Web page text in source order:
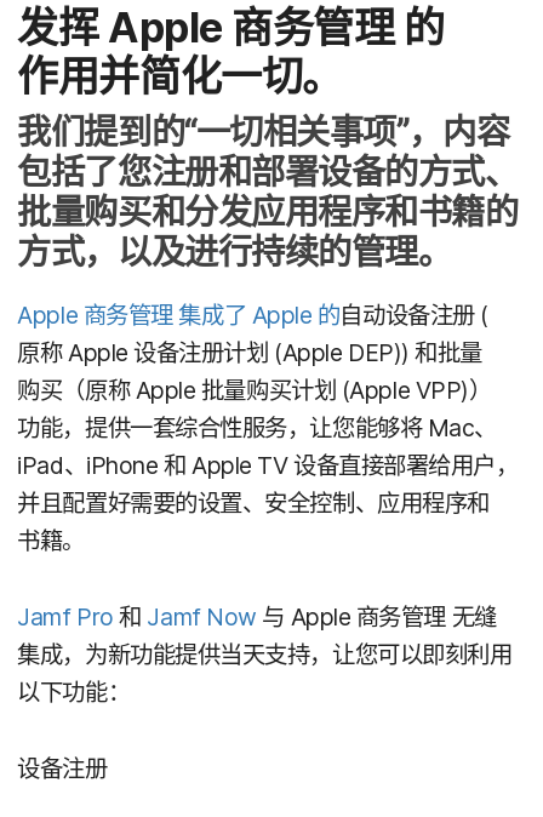
发挥Apple 商务​管理 的​
作用​并简化​一切。
我们​提到​的​“一切​相关​事​项”，​内容​
包括​了​您​注册​和​部署​设备​的​方式、​
批量​购买​和​分发​应​用​程序​和​书籍​的​
方式，​以及​进行​持续​的​管理。
Apple 商务​管理 集成​了 Apple 的自动​设备​注册 (​
原称Apple设备​注册​计划 (Apple DEP)) 和​批量​
购买​（原称Apple 批量​购买​计划 (Apple VPP)）​
功能，​提供​一​套​综合性​服务，​让​您​能够​将Mac、
iPad、 iPhone 和 Apple TV设备​直接​部署​给​用户，​
并且​配置​好​需要​的​设置、​安全​控制、​应用​程序​和​
书籍。
Jamf Pro 和 Jamf Now 与 Apple 商务​管理 无缝​
集成，​为​新​功能​提供​当天​支持，​让​您​可以​即刻​利用​
以下​功​能：
设备​注册